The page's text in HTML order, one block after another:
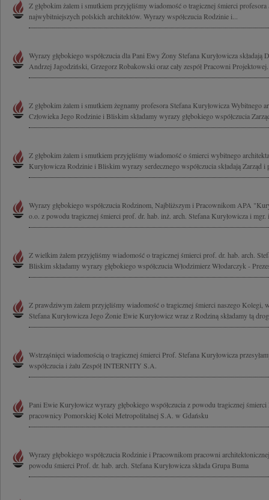
Z głębokim żalem i smutkiem przyjęliśmy wiadomość o tragicznej śmierci
najwybitniejszych polskich architektów. Wyrazy współczucia Rodzinie i...
Wyrazy głębokiego współczucia dla Pani Ewy Żony Stefana Kuryłowicza składają
Andrzej Jagodziński, Grzegorz Robakowski oraz cały zespół Pracowni
Z głębokim żalem i smutkiem żegnamy profesora Stefana Kuryłowicza Wybitnego
Człowieka Jego Rodzinie i Bliskim składamy wyrazy głębokiego współczucia
Z głębokim żalem i smutkiem przyjęliśmy wiadomość o śmierci wybitnego
Kuryłowicza Rodzinie i Bliskim wyrazy serdecznego współczucia składają Zarząd i
Wyrazy głębokiego współczucia Rodzinom, Najbliższym i Pracownikom APA
o.o. z powodu tragicznej śmierci prof. dr. hab. inż. arch. Stefana Kuryłowicza i mgr.
Z wielkim żalem przyjęliśmy wiadomość o tragicznej śmierci prof. dr. hab. arch.
Bliskim składamy wyrazy głębokiego współczucia Włodzimierz Włodarczyk -
Z prawdziwym żalem przyjęliśmy wiadomość o tragicznej śmierci naszego Kolegi,
Stefana Kuryłowicza Jego Żonie Ewie Kuryłowicz wraz z Rodziną składamy tą
Wstrząśnięci wiadomością o tragicznej śmierci Prof. Stefana Kuryłowicza
współczucia i żalu Zespół INTERNITY S.A.
Pani Ewie Kuryłowicz wyrazy głębokiego współczucia z powodu tragicznej śmierci
pracownicy Pomorskiej Kolei Metropolitalnej S.A. w Gdańsku
Wyrazy głębokiego współczucia Rodzinie i Pracownikom pracowni
powodu śmierci Prof. dr. hab. arch. Stefana Kuryłowicza składa Grupa Buma